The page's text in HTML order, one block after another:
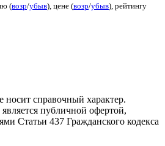
(возр/убыв), цене (возр/убыв), рейтингу
носит справочный характер.
публичной офертой,
Статьи 437 Гражданского кодекса